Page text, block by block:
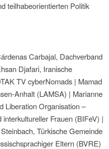
teilhabeorientierten Politik
Carbajal, Dachverband
Djafari, Iranische
TV cyberNomads | Mamad
Anhalt (LAMSA) | Marianne
Liberation Organisation –
Frauen (BIFeV) |
Türkische Gemeinde
Eltern (BVRE)